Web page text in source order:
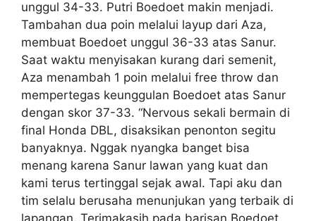
unggul 34-33. Putri Boedoet makin menjadi.
Tambahan dua poin melalui layup dari Aza,
membuat Boedoet unggul 36-33 atas Sanur.
Saat waktu menyisakan kurang dari semenit,
Aza menambah 1 poin melalui free throw dan
mempertegas keunggulan Boedoet atas Sanur
dengan skor 37-33. “Nervous sekali bermain di
final Honda DBL, disaksikan penonton segitu
banyaknya. Nggak nyangka banget bisa
menang karena Sanur lawan yang kuat dan
kami terus tertinggal sejak awal. Tapi aku dan
tim selalu berusaha menunjukan yang terbaik di